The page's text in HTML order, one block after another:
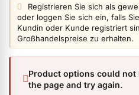
Skintrix anzeigen
Hand- & Körperpflege
Füße & Zehenringe
Login info:
Registrieren Sie sich als
oder loggen Sie sich ein, falls
Kundin oder Kunde registriert
Großhandelspreise zu erhalten.
Product options could not
the page and try again.